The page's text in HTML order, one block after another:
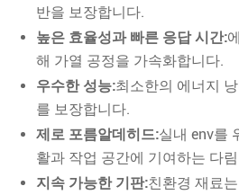
반을 보장합니다.
높은 효율성과 빠른 응답 시간:
해 가열 공정을 가속화합니다.
우수한 성능:최소한의 에너지
를 보장합니다.
제로 포름알데히드:실내 env를
활과 작업 공간에 기여하는 다
지속 가능한 기판:친환경 재료